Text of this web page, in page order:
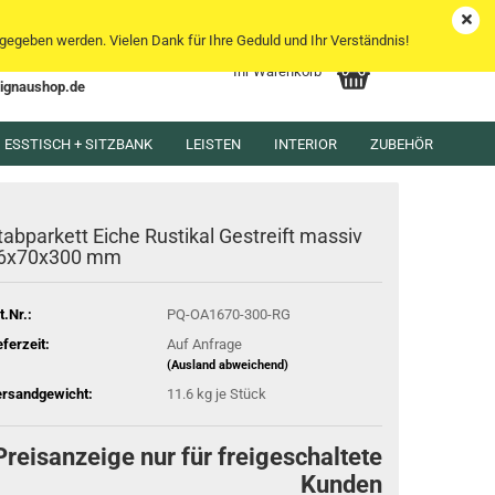
vergessen?
Ihr Warenkorb
werden. Vielen Dank für Ihre Geduld und Ihr Verständnis!
ESSTISCH + SITZBANK LEISTEN INTERIOR ZUBEHÖR
Eiche Rustikal Gestreift massiv
mm
PQ-OA1670-300-RG
Auf Anfrage
(Ausland abweichend)
11.6 kg je Stück
nur für freigeschaltete
Kunden